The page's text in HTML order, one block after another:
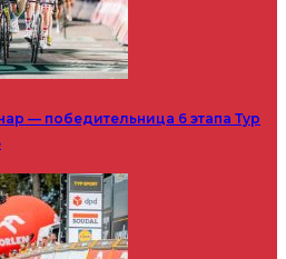
— победительница 6 этапа Тур